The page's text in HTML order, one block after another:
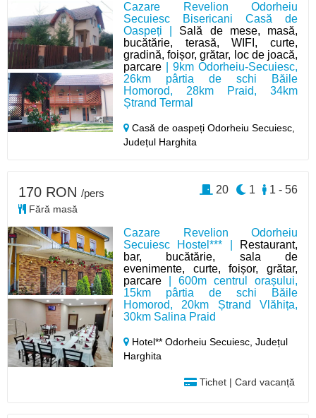
Cazare Revelion Odorheiu
Secuiesc Bisericani Casă de
Oaspeți | Sală de mese, masă,
bucătărie, terasă, WIFI, curte,
gradină, foișor, grătar, loc de joacă,
parcare | 9km Odorheiu-Secuiesc,
26km pârtia de schi Băile
Homorod, 28km Praid, 34km
Ștrand Termal
Casă de oaspeți Odorheiu Secuiesc,
Județul Harghita
Cazare Revelion Odorheiu
Secuiesc Hostel*** |
Restaurant,
bar, bucătărie, sala de
evenimente, curte, foișor, grătar,
parcare | 600m centrul orașului,
15km pârtia de schi Băile
Homorod, 20km Ștrand Vlăhița,
30km Salina Praid
Hotel** Odorheiu Secuiesc,Județul
Harghita
Tichet | Card vacanță
170 RON /pers
Fără masă
1 - 56
1
20